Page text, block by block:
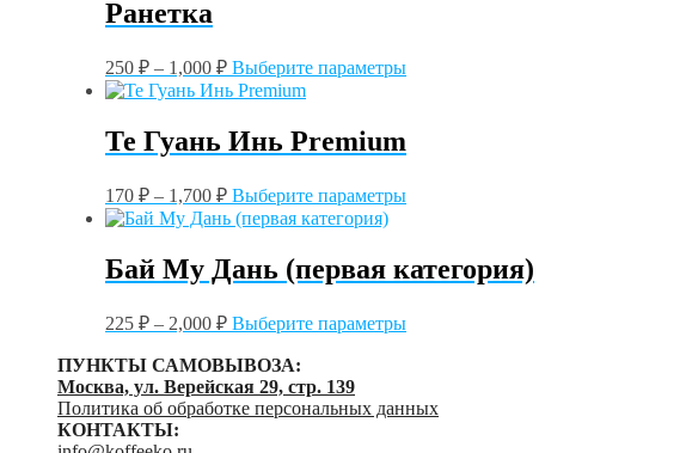
Ранетка
250 ₽ – 1,000 ₽ Выберите параметрыЭтот
вариаций.
можно
товара.
Те Гуань Инь Premium
170 ₽ – 1,700 ₽ Выберите параметрыЭтот
вариаций.
можно
товара.
Бай Му Дань (первая категория)
225 ₽ – 2,000 ₽ Выберите параметрыЭтот
вариаций.
ПУНКТЫ САМОВЫВОЗА:
Москва, ул. Верейская 29, стр. 139
Политика об обработке персональных данных
КОНТАКТЫ: